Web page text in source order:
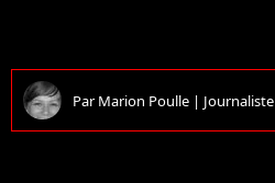
ParMarion Poulle | Journaliste